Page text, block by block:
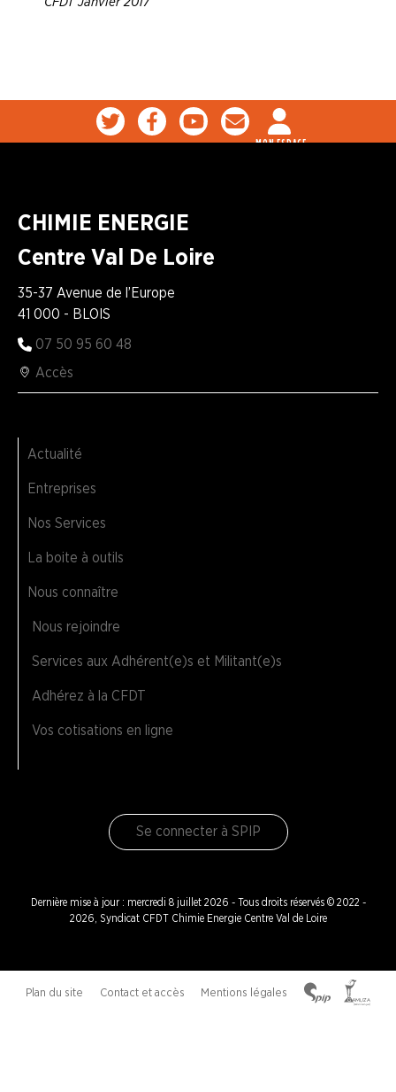
MON ESPACE
CHIMIE ENERGIE
Centre Val De Loire
35-37 Avenue de l’Europe
41 000 - BLOIS
07 50 95 60 48
Accès
Actualité
Entreprises
Nos Services
La boite à outils
Nous connaître
Nous rejoindre
Services aux Adhérent(e)s et Militant(e)s
Adhérez à la CFDT
Vos cotisations en ligne
Se connecter à SPIP
Dernière mise à jour : mercredi 8 juillet 2026 - Tous droits réservés © 2022 -
2026, Syndicat CFDT Chimie Energie Centre Val de Loire
Plan du site Contact et accès Mentions légales